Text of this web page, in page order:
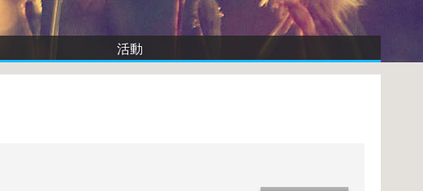
活動